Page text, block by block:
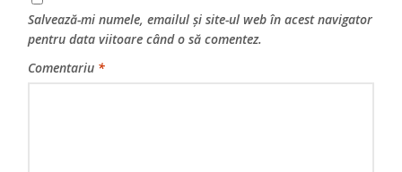
Salvează-mi numele, emailul și site-ul web în acest navigator
pentru data viitoare când o să comentez.
Comentariu *